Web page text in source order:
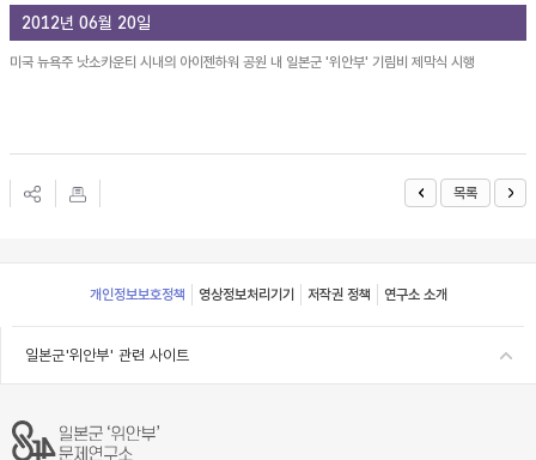
2012년 06월 20일
미국 뉴욕주 낫소카운티 시내의 아이젠하워 공원 내 일본군 '위안부' 기림비 제막식 시행
목록
Footer
개인정보보호정책 영상정보처리기기 저작권 정책 연구소 소개
일본군'위안부' 관련 사이트